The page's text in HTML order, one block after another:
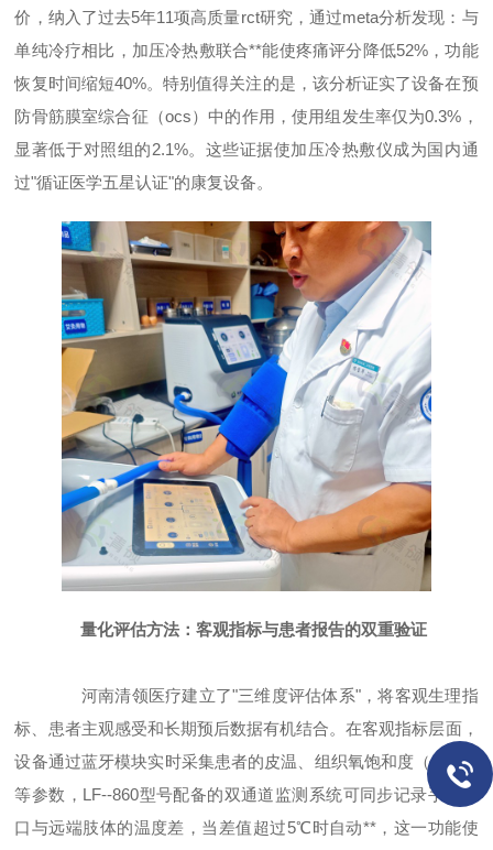
价，纳入了过去5年11项高质量rct研究，通过meta分析发现：与
单纯冷疗相比，加压冷热敷联合**能使疼痛评分降低52%，功能
恢复时间缩短40%。特别值得关注的是，该分析证实了设备在预
防骨筋膜室综合征（ocs）中的作用，使用组发生率仅为0.3%，
显著低于对照组的2.1%。这些证据使加压冷热敷仪成为国内通
过"循证医学五星认证"的康复设备。
量化评估方法：客观指标与患者报告的双重验证
河南清领医疗建立了"三维度评估体系"，将客观生理指
标、患者主观感受和长期预后数据有机结合。在客观指标层面，
设备通过蓝牙模块实时采集患者的皮温、组织氧饱和度（sto2）
等参数，LF--860型号配备的双通道监测系统可同步记录手术切
口与远端肢体的温度差，当差值超过5℃时自动**，这一功能使